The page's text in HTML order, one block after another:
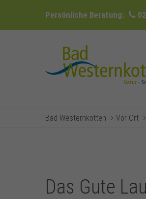
Persönliche Beratung:
Bad Westernkotten Vor Ort
Das Gute